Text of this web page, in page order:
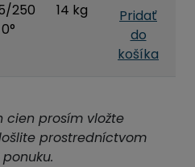
250
14 kg
Pridať
do
košíka
cien prosím vložte
prostredníctvom